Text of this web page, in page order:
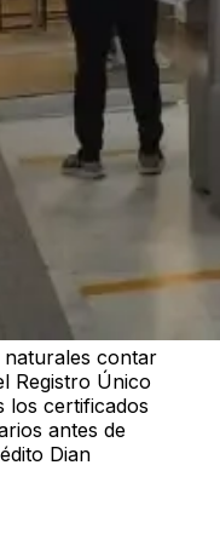
naturales contar
Registro Único
los certificados
antes de
Dian